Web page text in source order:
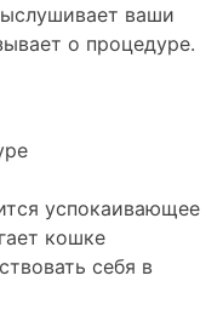
ваши
о процедуре.
успокаивающее
кошке
себя в